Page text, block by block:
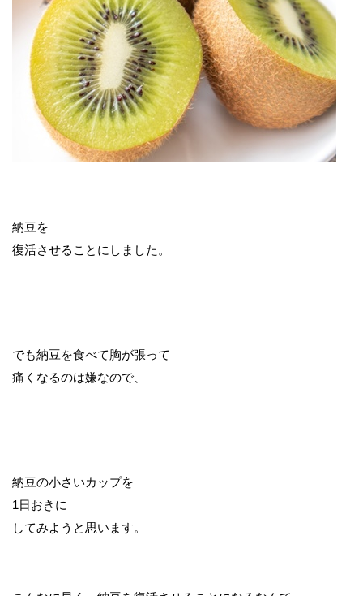
納豆を
復活させることにしました。
でも納豆を食べて胸が張って
痛くなるのは嫌なので、
納豆の小さいカップを
1日おきに
してみようと思います。